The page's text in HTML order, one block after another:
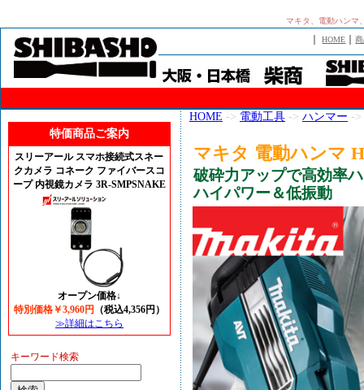
マキタ、電動ハンマ
｜HOME ｜
特価商品ご案内
スリーアール スマホ接続式スネー
クカメラ コネーク ファイバースコ
ープ 内視鏡カメラ 3R-SMPSNAKE
オープン価格↓
特別価格￥3,960円
（税込4,356円）
≫詳細はこちら
キーワード検索
HOME -> 電動工具 -> ハンマー ->
マキタ 電動ハンマ
破砕力アップで高効率
ハイパワー＆低振動